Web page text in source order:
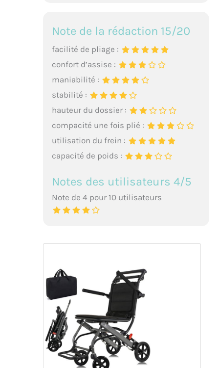
Note de la rédaction 15/20
facilité de pliage :
confort d’assise :
maniabilité :
stabilité :
hauteur du dossier :
compacité une fois plié :
utilisation du frein :
capacité de poids :
Notes des utilisateurs 4/5
Note de 4 pour 10 utilisateurs